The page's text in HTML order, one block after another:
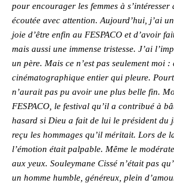
pour encourager les femmes à s’intéresser
écoutée avec attention. Aujourd’hui, j’ai
joie d’être enfin au FESPACO et d’avoir
mais aussi une immense tristesse. J’ai
un père. Mais ce n’est pas seulement moi :
cinématographique entier qui pleure.
n’aurait pas pu avoir une plus belle fin.
FESPACO, le festival qu’il a contribué à
hasard si Dieu a fait de lui le président du
reçu les hommages qu’il méritait. Lors de
l’émotion était palpable. Même le
aux yeux. Souleymane Cissé n’était pas
un homme humble, généreux, plein